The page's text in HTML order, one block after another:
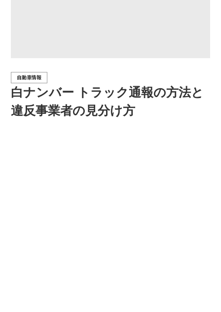
白ナンバー トラック通報の方法と
違反事業者の見分け方
自動車情報